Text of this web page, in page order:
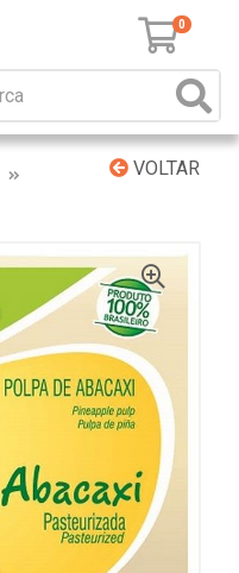
0
VOLTAR